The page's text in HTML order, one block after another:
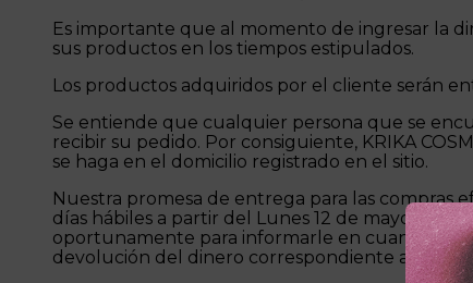
Es importante que al momento de ingresar la
sus productos en los tiempos estipulados.
Los productos adquiridos por el cliente serán
Se entiende que cualquier persona que se
recibir su pedido. Por consiguiente, KRIKA
se haga en el domicilio registrado en el sitio.
Nuestra promesa de entrega para las
días hábiles a partir del Lunes 12 de mayo del
oportunamente para informarle en cuanto
devolución del dinero correspondiente a dicho